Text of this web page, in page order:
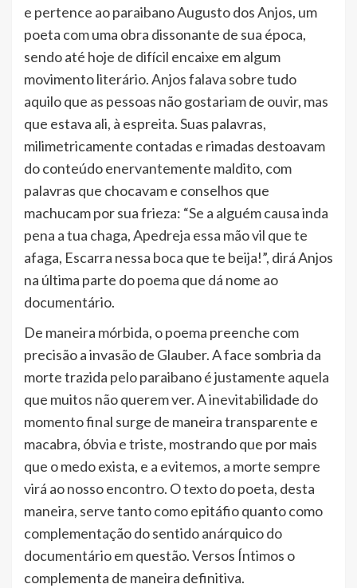
e pertence ao paraibano Augusto dos Anjos, um
poeta com uma obra dissonante de sua época,
sendo até hoje de difícil encaixe em algum
movimento literário. Anjos falava sobre tudo
aquilo que as pessoas não gostariam de ouvir, mas
que estava ali, à espreita. Suas palavras,
milimetricamente contadas e rimadas destoavam
do conteúdo enervantemente maldito, com
palavras que chocavam e conselhos que
machucam por sua frieza: “Se a alguém causa inda
pena a tua chaga, Apedreja essa mão vil que te
afaga, Escarra nessa boca que te beija!”, dirá Anjos
na última parte do poema que dá nome ao
documentário.
De maneira mórbida, o poema preenche com
precisão a invasão de Glauber. A face sombria da
morte trazida pelo paraibano é justamente aquela
que muitos não querem ver. A inevitabilidade do
momento final surge de maneira transparente e
macabra, óbvia e triste, mostrando que por mais
que o medo exista, e a evitemos, a morte sempre
virá ao nosso encontro. O texto do poeta, desta
maneira, serve tanto como epitáfio quanto como
complementação do sentido anárquico do
documentário em questão. Versos Íntimos o
complementa de maneira definitiva.